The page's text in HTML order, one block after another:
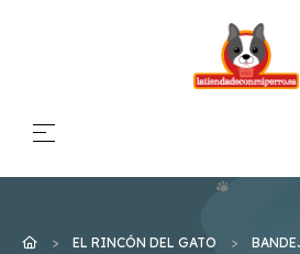
Navegación de palanca
☰
EL RINCÓN DEL GATO